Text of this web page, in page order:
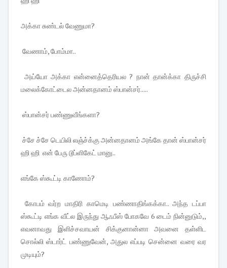
அக்கா சுண்டல் வேணுமா?
வேணாம், போம்மா..
அய்யோ அக்கா என்னைத்தெரியல ? நான் தான்க்கா திருச்சி
மலைக்கோட்டைல அன்னதானம் ஸ்பான்சர்.....
ஸ்பான்சர் பண்ணுவீங்களா?
ச்சே ச்சே டெயிலி லஞ்ச்க்கு அன்னதானம் அங்கே தான் ஸ்பான்சர்
ஹி ஹி என் பேரு டூப்ளிகேட் மானு..
எங்கே ஸ்கூட்டி காணோம்?
கோபம் வர்ற மாதிரி காமெடி பண்ணாதிங்கக்கா.. அந்த டப்பா
ஸ்கூட்டி எங்க வீட்ல இருந்து ஆஃபீஸ் போகவே 6 டைம் நின்னுடும்,,
எவனாவது இளிச்சவாயன் சிக்குனான்னா அவனை தள்ளிட
சொல்லி ஸ்டார்ட் பண்ணுவேன், அதுல எப்படி சென்னை வரை வர
முடியும்?